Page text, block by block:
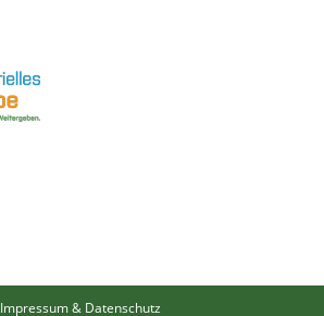
Impressum & Datenschutz